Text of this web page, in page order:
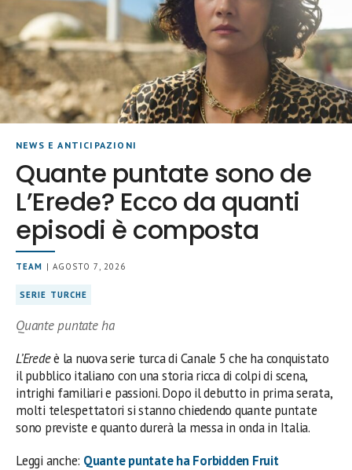
NEWS E ANTICIPAZIONI
Quante puntate sono de
L’Erede? Ecco da quanti
episodi è composta
TEAM | AGOSTO 7, 2026
SERIE TURCHE
Quante puntate ha
L’Eredeè la nuova serie turca di Canale 5 che ha conquistato
il pubblico italiano con una storia ricca di colpi di scena,
intrighi familiari e passioni. Dopo il debutto in prima serata,
molti telespettatori si stanno chiedendo quante puntate
sono previste e quanto durerà la messa in onda in Italia.
Leggi anche: Quante puntate ha Forbidden Fruit